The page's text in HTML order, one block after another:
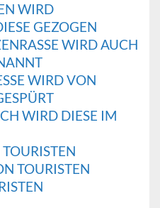
WIRD
GEZOGEN
WIRD AUCH
WIRD VON
WIRD DIESE IM
TOURISTEN